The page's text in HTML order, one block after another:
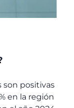
son positivas
en la región